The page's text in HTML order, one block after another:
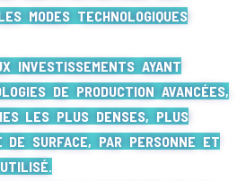
MODES TECHNOLOGIQUES
INVESTISSEMENTS AYANT
DE PRODUCTION AVANCÉES,
LES PLUS DENSES, PLUS
DE SURFACE, PAR PERSONNE ET